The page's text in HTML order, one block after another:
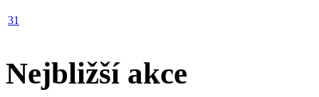
31
Nejbližší akce